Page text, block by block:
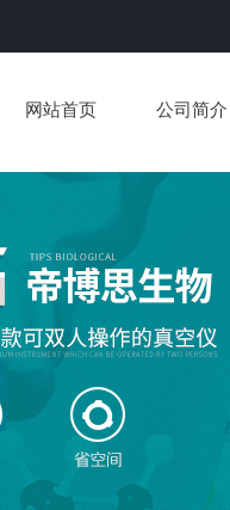
网站首页 公司简介